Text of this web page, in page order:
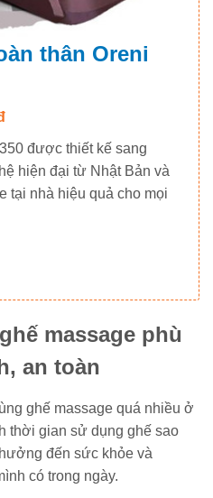
thân Oreni
được thiết kế sang
hiện đại từ Nhật Bản và
tại nhà hiệu quả cho mọi
massage phù
an toàn
ghế massage quá nhiều ở
thời gian sử dụng ghế sao
đến sức khỏe và
có trong ngày.